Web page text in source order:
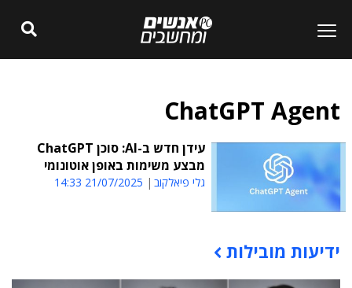
ChatGPT Agent
עידן חדש ב-AI: סוכן ChatGPT
מבצע משימות באופן אוטונומי
גלי פיאלקוב 21/07/2025 14:33
תוכן פרסומי
ידיעות מובילות